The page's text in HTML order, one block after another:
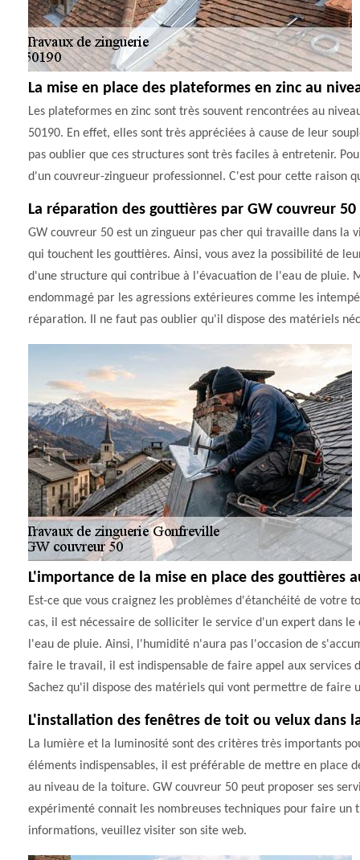
La mise en place des plateformes en zinc au
Les plateformes en zinc sont très souvent rencontrées au
50190. En effet, elles sont très appréciées à cause de leur
pas oublier que ces structures sont très faciles à entretenir.
d'un couvreur-zingueur professionnel. C'est pour cette raison
La réparation des gouttières par GW couvreur 50
GW couvreur 50 est un zingueur pas cher qui travaille dans
qui touchent les gouttières. Ainsi, vous avez la possibilité de
d'une structure qui contribue à l'évacuation de l'eau de pluie.
endommagé par les agressions extérieures comme les
réparation. Il ne faut pas oublier qu'il dispose des matériels
L'importance de la mise en place des gouttières
Est-ce que vous craignez les problèmes d'étanchéité de votre
cas, il est nécessaire de solliciter le service d'un expert dans
l'eau de pluie. Ainsi, l'humidité n'aura pas l'occasion de
faire le travail, il est indispensable de faire appel aux services
Sachez qu'il dispose des matériels qui vont permettre de faire
L'installation des fenêtres de toit ou velux dans
La lumière et la luminosité sont des critères très importants
éléments indispensables, il est préférable de mettre en place
au niveau de la toiture. GW couvreur 50 peut proposer ses
expérimenté connait les nombreuses techniques pour faire un
informations, veuillez visiter son site web.